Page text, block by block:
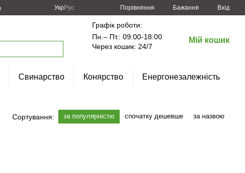
УкрРус Порівняння Бажання Вхід
Графік роботи:
Пн.– Пт.: 09:00-18:00
Через кошик: 24/7
Мій кошик
Свинарство Конярство Енергонезалежність
Сортування: за популярністю спочатку дешевше за назвою